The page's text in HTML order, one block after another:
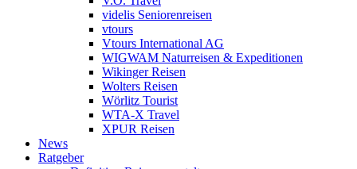
videlis Seniorenreisen
vtours
Vtours International AG
WIGWAM Naturreisen & Expeditionen
Wikinger Reisen
Wolters Reisen
Wörlitz Tourist
WTA-X Travel
XPUR Reisen
News
Ratgeber